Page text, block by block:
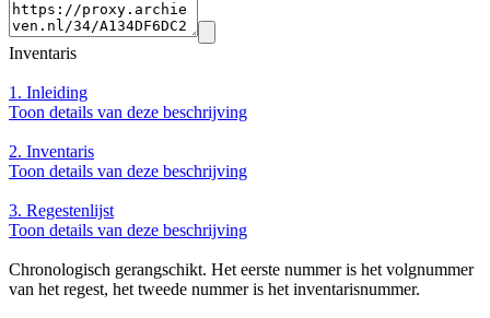
Inventaris
1. Inleiding
Toon details van deze beschrijving
2. Inventaris
Toon details van deze beschrijving
3. Regestenlijst
Toon details van deze beschrijving
Chronologisch gerangschikt. Het eerste nummer is het volgnummer
van het regest, het tweede nummer is het inventarisnummer.